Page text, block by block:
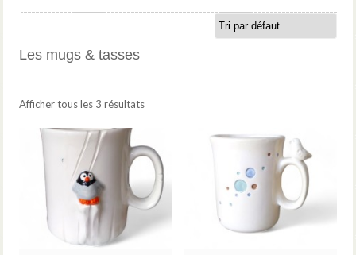
Les mugs & tasses
Afficher tous les 3 résultats